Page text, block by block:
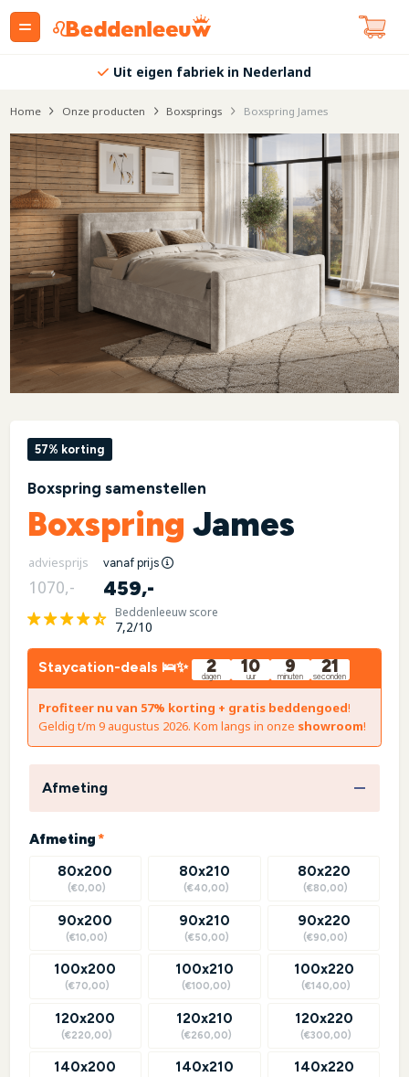
Uit eigen fabriek in Nederland
Home Onze producten Boxsprings Boxspring James
57% korting
Boxspring samenstellen
Boxspring James
adviesprijs vanaf prijs
1070,- 459,-
Beddenleeuw score
7,2/10
Staycation-deals 🛌✨ 2
dagen 10
uur 9
minuten 20
seconden
Profiteer nu van 57% korting + gratis beddengoed!
Geldig t/m 9 augustus 2026. Kom langs in onze showroom!
Afmeting
Afmeting*(required)
80x200
(€0,00)
90x200
(€10,00)
100x200
(€70,00)
120x200
(€220,00)
140x200
80x210
(€40,00)
90x210
(€50,00)
100x210
(€100,00)
120x210
(€260,00)
140x210
80x220
(€80,00)
90x220
(€90,00)
100x220
(€140,00)
120x220
(€300,00)
140x220